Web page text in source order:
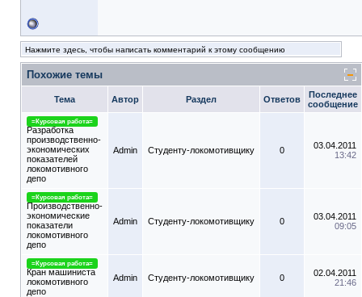
Нажмите здесь, чтобы написать комментарий к этому сообщению
Похожие темы
Тема Автор Раздел Ответов
Последнее
сообщение
=Курсовая работа=
Разработка
производственно-
экономических
показателей
локомотивного
депо
Admin Студенту-локомотивщику 0
03.04.2011
13:42
=Курсовая работа=
Производственно-
экономические
показатели
локомотивного
депо
Admin Студенту-локомотивщику 0
03.04.2011
09:05
=Курсовая работа=
Кран машиниста
локомотивного
депо
Admin Студенту-локомотивщику 0
02.04.2011
21:46